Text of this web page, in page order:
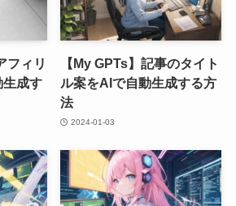
フィリ
生成す
【My GPTs】記事のタイト
ル案をAIで自動生成する方
法
2024-01-03